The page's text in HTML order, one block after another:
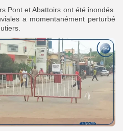
Pont et Abattoirs ont été inondés.
a momentanément perturbé